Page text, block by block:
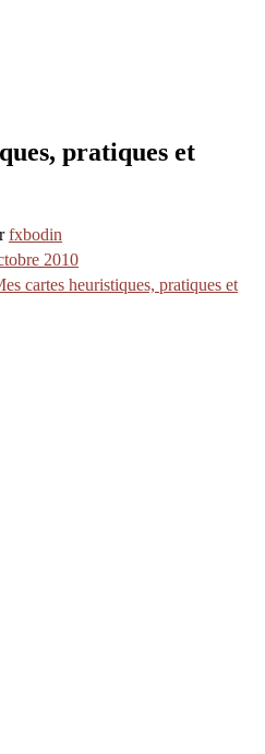
pratiques et
fxbodin
2010
cartes heuristiques, pratiques et